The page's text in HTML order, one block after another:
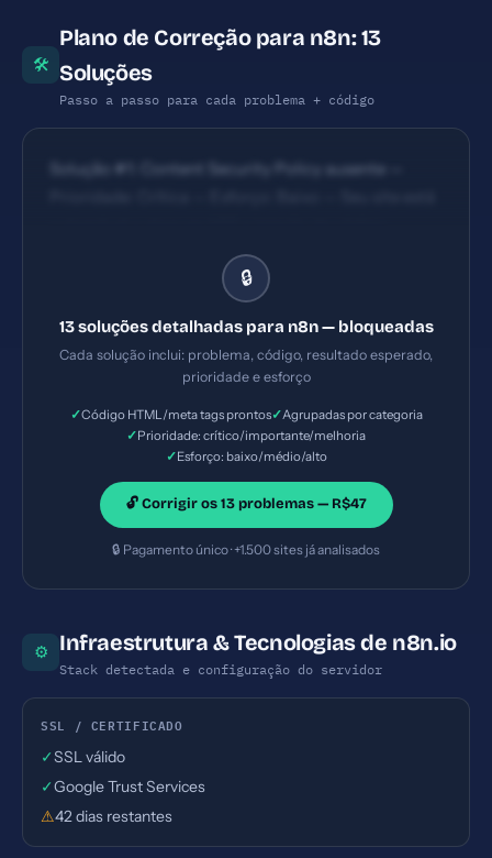
🛠
Plano de Correção para n8n: 13
Soluções
Passo a passo para cada problema + código
Solução #1: Content Security Policy ausente —
malicioso. — Solução #2: Permissions-Policy
ausente — Prioridade: Crítica — Esforço: Baixo —
não estão controladas. — Solução #3: Meta
description com 184 caracteres (ideal: 120-160) —
🔒
13 soluções detalhadas para n8n — bloqueadas
Cada solução inclui: problema, código, resultado esperado,
prioridade e esforço
✓Código HTML/meta tags prontos✓Agrupadas por categoria
✓Prioridade: crítico/importante/melhoria
✓Esforço: baixo/médio/alto
🔓 Corrigir os 13 problemas — R$47
🔒 Pagamento único · +1.500 sites já analisados
⚙ Infraestrutura & Tecnologias de n8n.io
Stack detectada e configuração do servidor
SSL / CERTIFICADO
✓SSL válido
✓Google Trust Services
⚠42 dias restantes